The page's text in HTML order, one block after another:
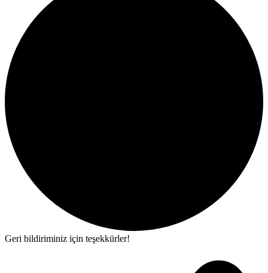
Geri bildiriminiz için teşekkürler!